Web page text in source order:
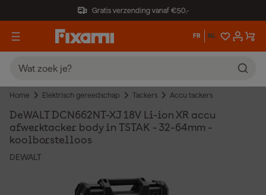
Gratis verzending vanaf €50,-
FR NL
Home Elektrisch gereedschap Tackers Accu tackers
DeWALT DCN662NT-XJ 18V Li-ion XR accu
afwerktacker body in TSTAK - 32-64mm -
koolborstelloos
DEWALT